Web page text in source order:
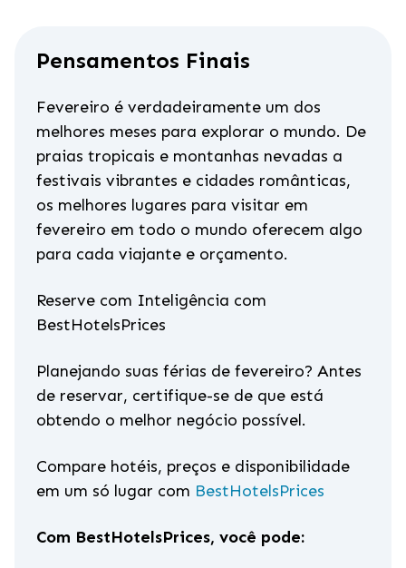
Pensamentos Finais
Fevereiro é verdadeiramente um dos
melhores meses para explorar o mundo. De
praias tropicais e montanhas nevadas a
festivais vibrantes e cidades românticas,
os melhores lugares para visitar em
fevereiro em todo o mundo oferecem algo
para cada viajante e orçamento.
Reserve com Inteligência com
BestHotelsPrices
Planejando suas férias de fevereiro? Antes
de reservar, certifique-se de que está
obtendo o melhor negócio possível.
Compare hotéis, preços e disponibilidade
em um só lugar com BestHotelsPrices
Com BestHotelsPrices, você pode: